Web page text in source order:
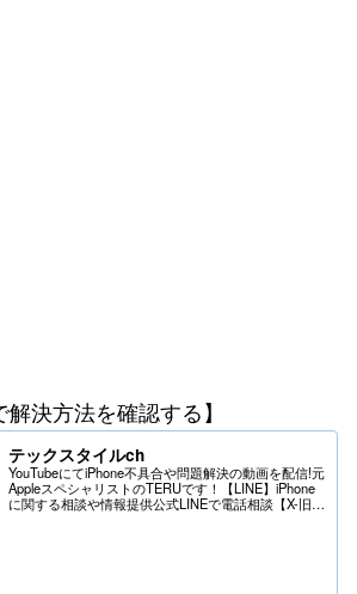
解決方法を確認する】
テックスタイルch
YouTubeにてiPhone不具合や問題解決の動画を配信!元
AppleスペシャリストのTERUです！【LINE】iPhone
に関する相談や情報提供公式LINEで電話相談【X-旧